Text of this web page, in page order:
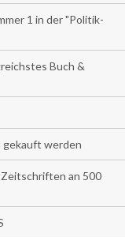
1 in der "Politik-
Buch &
gekauft werden
an 500